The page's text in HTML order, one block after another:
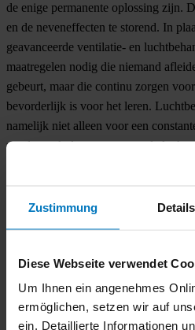
Zustimmung Details
Diese Webseite verwendet
Um Ihnen ein angenehmes
ermöglichen, setzen wir auf
ein. Detaillierte Informationen
de enige permanente oplossing zijn.
en de neveneffecten te storend. In
geavanceerde ventilatie- en
maatregelen nodig die niemand
gebeurt, maar die continu zorgen
bevorderlijk is voor het leren.
namelijk niet alleen voor een
regelen ook de temperatuur, de
schadelijke stoffen. Hoe
schoolgebouwen. Een van de vele
beoordelen